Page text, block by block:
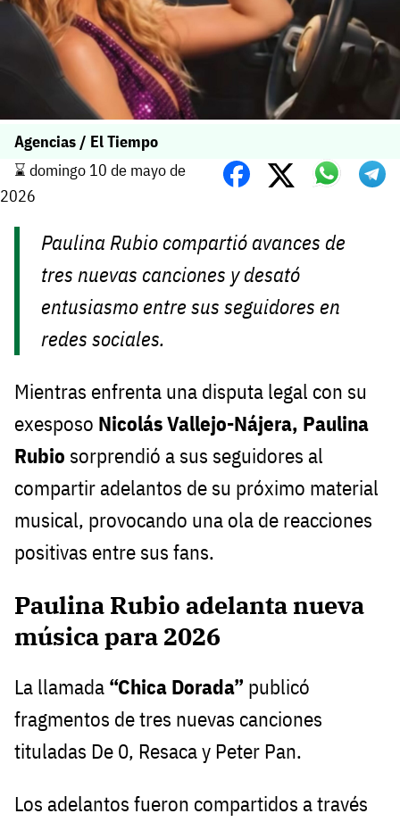
Agencias / El Tiempo
⌛️ domingo 10 de mayo de
2026
Paulina Rubio compartió avances de
tres nuevas canciones y desató
entusiasmo entre sus seguidores en
redes sociales.
Mientras enfrenta una disputa legal con su
exesposo Nicolás Vallejo-Nájera, Paulina
Rubio sorprendió a sus seguidores al
compartir adelantos de su próximo material
musical, provocando una ola de reacciones
positivas entre sus fans.
Paulina Rubio adelanta nueva
música para 2026
La llamada “Chica Dorada” publicó
fragmentos de tres nuevas canciones
tituladas De 0, Resaca y Peter Pan.
Los adelantos fueron compartidos a través